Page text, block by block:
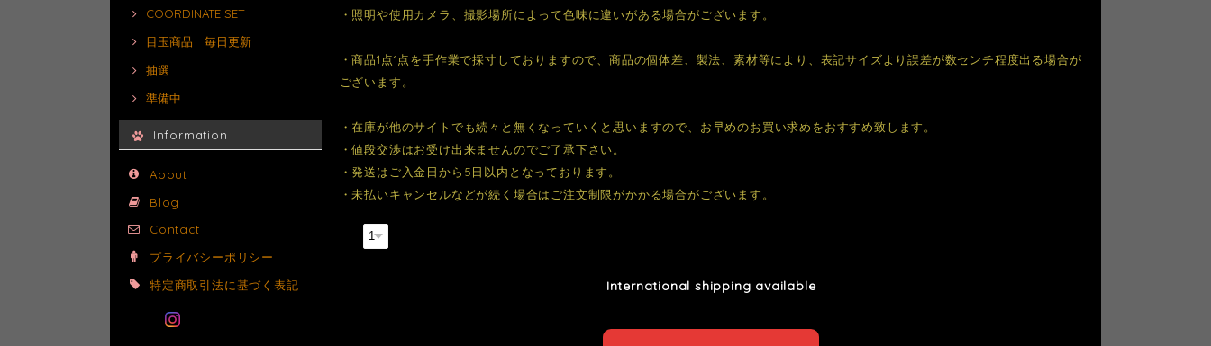
COORDINATE SET
目玉商品 毎日更新
抽選
準備中
Information
About
Blog
Contact
プライバシーポリシー
特定商取引法に基づく表記
・照明や使用カメラ、撮影場所によって色味に違いがある場合がございます。
・商品1点1点を手作業で採寸しておりますので、商品の個体差、製法、素材等により、表記サイズより誤差が数センチ程度出る場合が
ございます。
・在庫が他のサイトでも続々と無くなっていくと思いますので、お早めのお買い求めをおすすめ致します。
・値段交渉はお受け出来ませんのでご了承下さい。
・発送はご入金日から5日以内となっております。
・未払いキャンセルなどが続く場合はご注文制限がかかる場合がございます。
International shipping available